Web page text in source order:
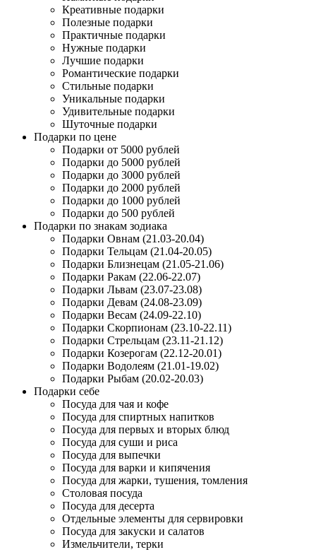
Креативные подарки
Полезные подарки
Практичные подарки
Нужные подарки
Лучшие подарки
Романтические подарки
Стильные подарки
Уникальные подарки
Удивительные подарки
Шуточные подарки
Подарки по цене
Подарки от 5000 рублей
Подарки до 5000 рублей
Подарки до 3000 рублей
Подарки до 2000 рублей
Подарки до 1000 рублей
Подарки до 500 рублей
Подарки по знакам зодиака
Подарки Овнам (21.03-20.04)
Подарки Тельцам (21.04-20.05)
Подарки Близнецам (21.05-21.06)
Подарки Ракам (22.06-22.07)
Подарки Львам (23.07-23.08)
Подарки Девам (24.08-23.09)
Подарки Весам (24.09-22.10)
Подарки Скорпионам (23.10-22.11)
Подарки Стрельцам (23.11-21.12)
Подарки Козерогам (22.12-20.01)
Подарки Водолеям (21.01-19.02)
Подарки Рыбам (20.02-20.03)
Подарки себе
Посуда для чая и кофе
Посуда для спиртных напитков
Посуда для первых и вторых блюд
Посуда для суши и риса
Посуда для выпечки
Посуда для варки и кипячения
Посуда для жарки, тушения, томления
Столовая посуда
Посуда для десерта
Отдельные элементы для сервировки
Посуда для закуски и салатов
Измельчители, терки